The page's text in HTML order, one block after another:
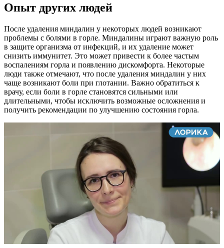
Опыт других людей
После удаления миндалин у некоторых людей возникают
проблемы с болями в горле. Миндалины играют важную роль
в защите организма от инфекций, и их удаление может
снизить иммунитет. Это может привести к более частым
воспалениям горла и появлению дискомфорта. Некоторые
люди также отмечают, что после удаления миндалин у них
чаще возникают боли при глотании. Важно обратиться к
врачу, если боли в горле становятся сильными или
длительными, чтобы исключить возможные осложнения и
получить рекомендации по улучшению состояния горла.